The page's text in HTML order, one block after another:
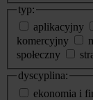
typ:
aplikacyjny
komercyjny
społeczny
dyscyplina:
ekonomia i